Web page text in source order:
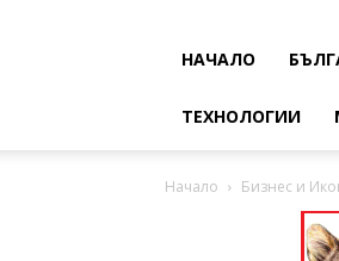
НАЧАЛО
ТЕХНОЛОГИИ
Начало Бизнес и